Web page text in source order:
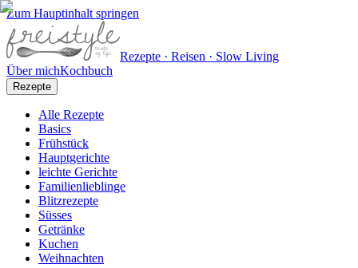
Zum Hauptinhalt springen
Rezepte · Reisen · Slow Living
Über michKochbuch
Rezepte
Alle Rezepte
Basics
Frühstück
Hauptgerichte
leichte Gerichte
Familienlieblinge
Blitzrezepte
Süsses
Getränke
Kuchen
Weihnachten